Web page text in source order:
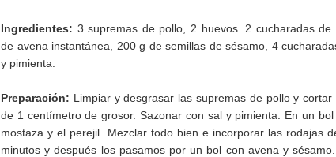
Ingredientes: 3 supremas de pollo, 2 huevos. 2 cucharadas de
de avena instantánea, 200 g de semillas de sésamo, 4
y pimienta.
Preparación: Limpiar y desgrasar las supremas de pollo y
de 1 centímetro de grosor. Sazonar con sal y pimienta. En un
mostaza y el perejil. Mezclar todo bien e incorporar las rodajas
minutos y después los pasamos por un bol con avena y